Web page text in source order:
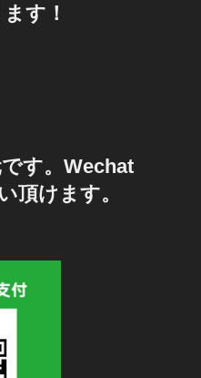
す！
す。Wechat
頂けます。